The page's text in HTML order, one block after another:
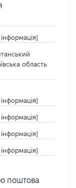
область
поштова